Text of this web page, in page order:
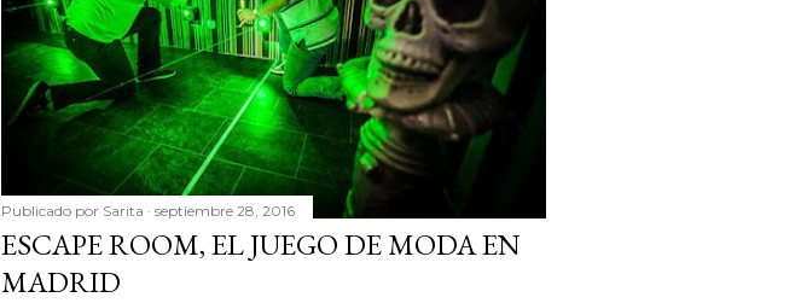
Publicado por Sarita septiembre 28, 2016
ESCAPE ROOM, EL JUEGO DE MODA EN
MADRID